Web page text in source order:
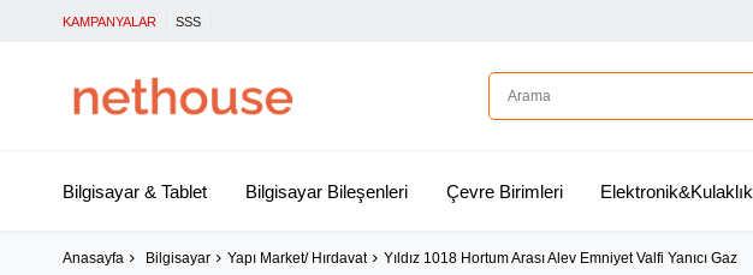
KAMPANYALAR SSS
Bilgisayar & Tablet Bilgisayar Bileşenleri Çevre Birimleri Elektronik&Kulaklık
Anasayfa Bilgisayar Yapı Market/ Hırdavat Yıldız 1018 Hortum Arası Alev Emniyet Valfi Yanıcı Gaz